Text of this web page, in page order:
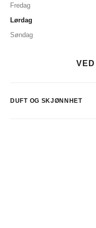
Fredag
Lørdag
Søndag
DUFT OG SKJØNNHET